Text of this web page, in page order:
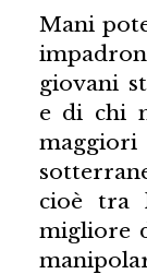
Mani
giovani
e di chi
cioè tra
migliore